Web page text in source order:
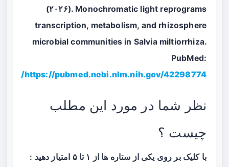
(۲۰۲۶). Monochromatic light reprograms
transcription, metabolism, and rhizosphere
microbial communities in Salvia miltiorrhiza.
PubMed:
https://pubmed.ncbi.nlm.nih.gov/42298774/
نظر شما در مورد این مطلب
چیست ؟
با کلیک بر روی یکی از ستاره ها از ۱ تا ۵ امتیاز دهید :